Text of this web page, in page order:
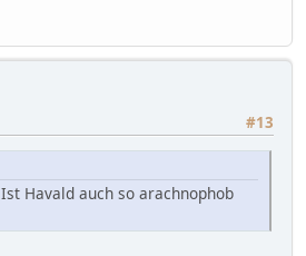
#13
Ist Havald auch so arachnophob